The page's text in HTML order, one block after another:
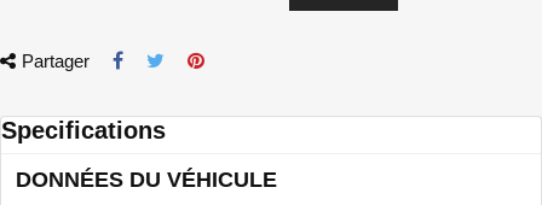
Partager
Specifications
DONNÉES DU VÉHICULE